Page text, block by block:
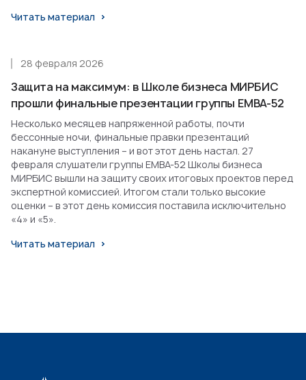
Читать материал
Защита на максимум: в Школе бизнеса МИРБИС
прошли финальные презентации группы EMBA-52
28 февраля 2026
Несколько месяцев напряженной работы, почти
бессонные ночи, финальные правки презентаций
накануне выступления – и вот этот день настал. 27
февраля слушатели группы EMBA-52 Школы бизнеса
МИРБИС вышли на защиту своих итоговых проектов перед
экспертной комиссией. Итогом стали только высокие
оценки – в этот день комиссия поставила исключительно
«4» и «5».
Читать материал